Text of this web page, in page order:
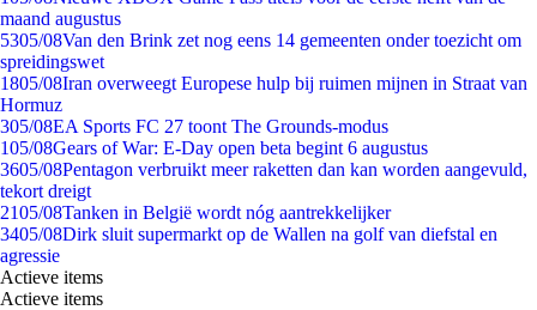
maand augustus
5305/08Van den Brink zet nog eens 14 gemeenten onder toezicht om
spreidingswet
1805/08Iran overweegt Europese hulp bij ruimen mijnen in Straat van
Hormuz
305/08EA Sports FC 27 toont The Grounds-modus
105/08Gears of War: E-Day open beta begint 6 augustus
3605/08Pentagon verbruikt meer raketten dan kan worden aangevuld,
tekort dreigt
2105/08Tanken in België wordt nóg aantrekkelijker
3405/08Dirk sluit supermarkt op de Wallen na golf van diefstal en
agressie
Actieve items
Actieve items